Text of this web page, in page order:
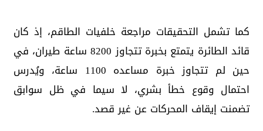
كما تشمل التحقيقات مراجعة خلفيات الطاقم، إذ كان
قائد الطائرة يتمتع بخبرة تتجاوز 8200 ساعة طيران، في
حين لم تتجاوز خبرة مساعده 1100 ساعة، ويُدرس
احتمال وقوع خطأ بشري، لا سيما في ظل سوابق
تضمنت إيقاف المحركات عن غير قصد.